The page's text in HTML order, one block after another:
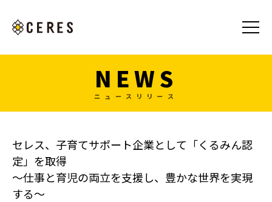
NEWS
ニュースリリース
セレス、子育てサポート企業として「くるみん認
定」を取得
～仕事と育児の両立を支援し、豊かな世界を実現
する～